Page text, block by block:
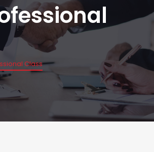
Class